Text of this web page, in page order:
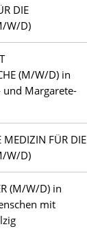
DIE
W/D)
(M/W/D) in
Margarete-
MEDIZIN FÜR DIE
W/D)
(M/W/D) in
mit